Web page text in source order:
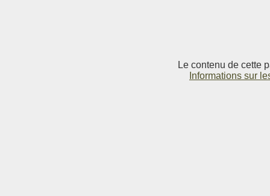
Le contenu de cette
Informations sur